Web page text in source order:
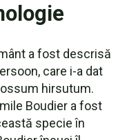
a fost descrisă
care i-a dat
hirsutum.
Boudier a fost
specie în